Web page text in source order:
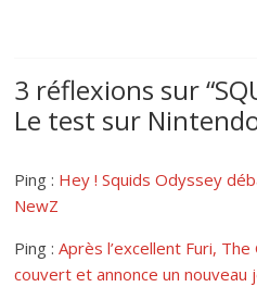
3 réflexions sur “
Le test sur
Ping : Hey ! Squids Odyssey
NewZ
Ping :Après l’excellent Furi,
couvert et annonce un nouveau